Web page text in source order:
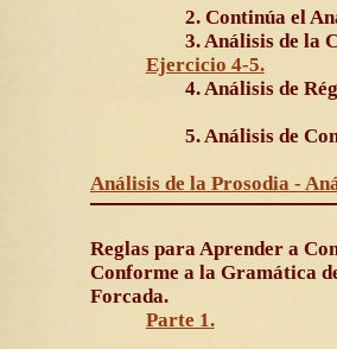
2. Continúa el
3. Análisis de la
Ejercicio 4-5.
4. Análisis de
5. Análisis de
Análisis de la Prosodia -
Reglas para Aprender a
Conforme a la Gramática
Forcada.
Parte 1.